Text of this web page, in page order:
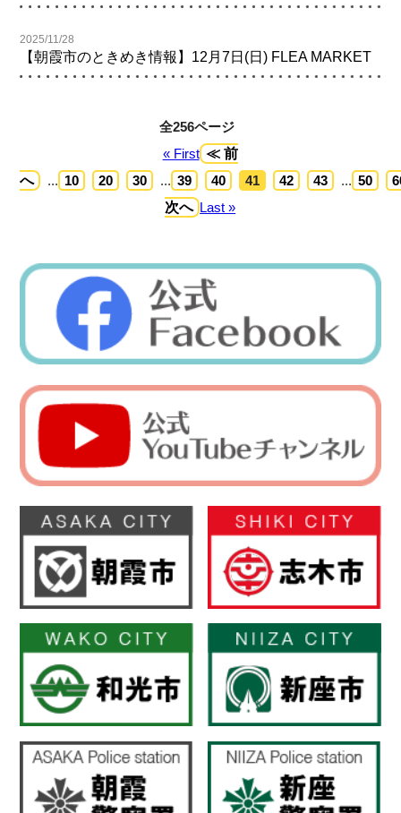
2025/11/28
【朝霞市のときめき情報】12月7日(日) FLEA MARKET
全256ページ
« First ≪ 前
へ ... 10 20 30 ... 39 40 41 42 43 ... 50
次へ Last »